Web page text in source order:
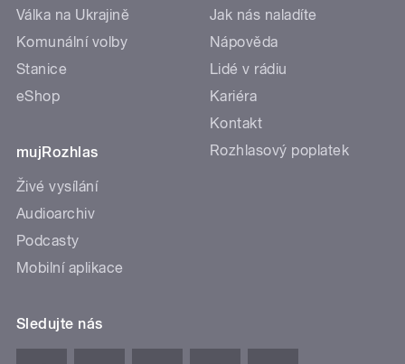
Válka na Ukrajině
Komunální volby
Stanice
eShop
mujRozhlas
Živé vysílání
Audioarchiv
Podcasty
Mobilní aplikace
Jak nás naladíte
Nápověda
Lidé v rádiu
Kariéra
Kontakt
Rozhlasový poplatek
Sledujte nás